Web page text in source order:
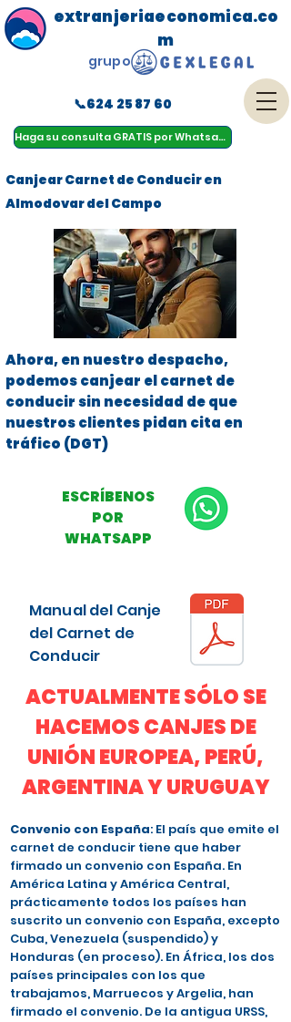
Haga su consulta GRATIS por Whatsapp
menu
extranjeriaeconomica.co
m
📞624 25 87 60
grupo
Canjear Carnet de Conducir en
Almodovar del Campo
Ahora, en nuestro despacho,
podemos canjear el carnet de
conducir sin necesidad de que
nuestros clientes pidan cita en
tráfico (DGT)
ESCRÍBENOS
POR
WHATSAPP
Manual del Canje
del Carnet de
Conducir
ACTUALMENTE SÓLO SE
HACEMOS CANJES DE
UNIÓN EUROPEA, PERÚ,
ARGENTINA Y URUGUAY
Convenio con España: El país que emite el
carnet de conducir tiene que haber
firmado un convenio con España. En
América Latina y América Central,
prácticamente todos los países han
suscrito un convenio con España, excepto
Cuba, Venezuela (suspendido) y
Honduras (en proceso). En África, los dos
países principales con los que
trabajamos, Marruecos y Argelia, han
firmado el convenio. De la antigua URSS,